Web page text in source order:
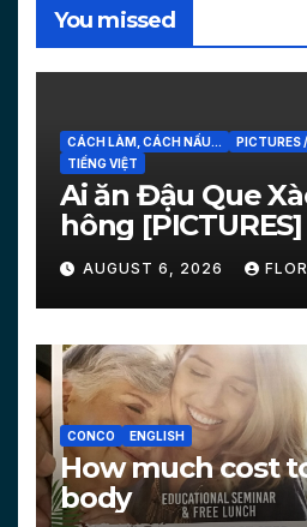
You missed
CÁCH LÀM, CÁCH NẤU...
PICTURES
TIẾNG VIỆT
Ai ăn Đậu Que
hông [PICTURES]
AUGUST 6, 2026
CONCO ENGLISH
How much cost
body